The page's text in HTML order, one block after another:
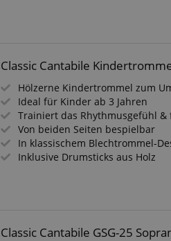
Classic Cantabile
Hölzerne Kindertrommel zum
Ideal für Kinder ab 3 Jahren
Trainiert das Rhythmusgefühl
Von beiden Seiten bespielbar
In klassischem Blechtrommel-
Inklusive Drumsticks aus Holz
Classic Cantabile GSG-25